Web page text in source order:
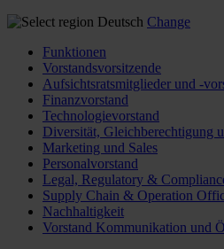
Deutsch Change
Funktionen
Vorstandsvorsitzende
Aufsichtsratsmitglieder und -
Finanzvorstand
Technologievorstand
Diversität, Gleichberechtigung
Marketing und Sales
Personalvorstand
Legal, Regulatory &
Supply Chain & Operation
Nachhaltigkeit
Vorstand Kommunikation und